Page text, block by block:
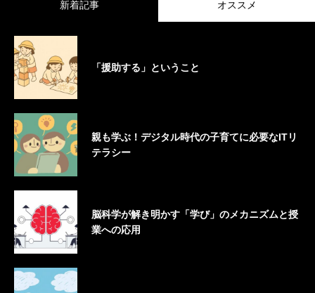
新着記事 オススメ
「援助する」ということ
親も学ぶ！デジタル時代の子育てに必要なITリ
テラシー
脳科学が解き明かす「学び」のメカニズムと授
業への応用